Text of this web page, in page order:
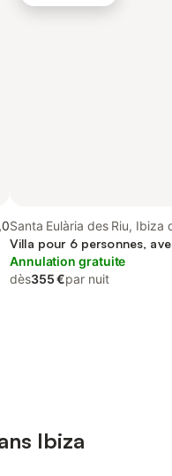
Santa Eulària des Riu, Ibiza
Villa pour 6 personnes,
Annulation gratuite
dès355 €par nuit
Ibiza